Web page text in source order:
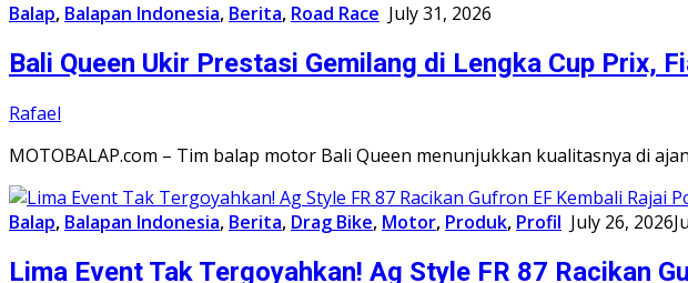
Balap, Balapan Indonesia, Berita, Road Race July 31, 2026
Bali Queen Ukir Prestasi Gemilang di Lengka Cup Prix,
Rafael
MOTOBALAP.com – Tim balap motor Bali Queen menunjukkan kualitasnya di
Balap, Balapan Indonesia, Berita, Drag Bike, Motor, Produk, Profil July 26, 2026
Lima Event Tak Tergoyahkan! Ag Style FR 87 Racikan